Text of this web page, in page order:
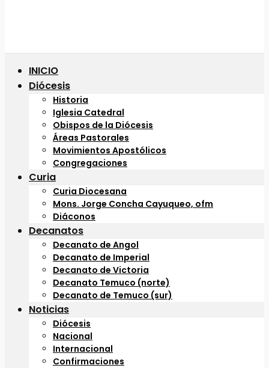
INICIO
Diócesis
Historia
Iglesia Catedral
Obispos de la Diócesis
Áreas Pastorales
Movimientos Apostólicos
Congregaciones
Curia
Curia Diocesana
Mons. Jorge Concha Cayuqueo, ofm
Diáconos
Decanatos
Decanato de Angol
Decanato de Imperial
Decanato de Victoria
Decanato Temuco (norte)
Decanato de Temuco (sur)
Noticias
Diócesis
Nacional
Internacional
Confirmaciones